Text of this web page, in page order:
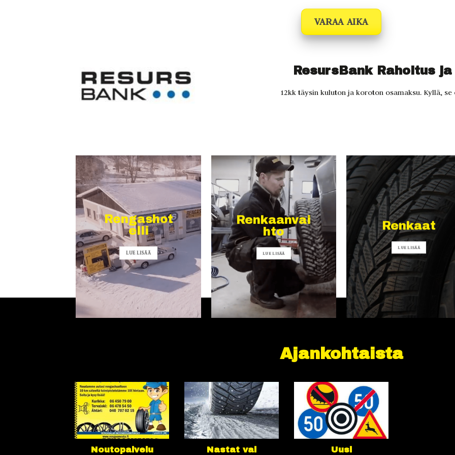
VARAA AIKA
ResursBank Rahoitus
12kk täysin kuluton ja koroton osamaksu. Kyllä,
Rengashot
elli
LUE LISÄÄ
Renkaanvai
hto
LUE LISÄÄ
Renkaat
LUE LISÄÄ
Ajankohtaista
Noutopalvelu
Nastat vai
Uusi